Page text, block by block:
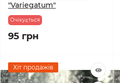
"Variegatum"
Очікується
95 грн
Хіт продажів